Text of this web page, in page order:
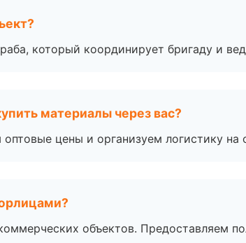
который координирует бригаду и
материалы через вас?
цены и организуем логистику на
объектов. Предоставляем